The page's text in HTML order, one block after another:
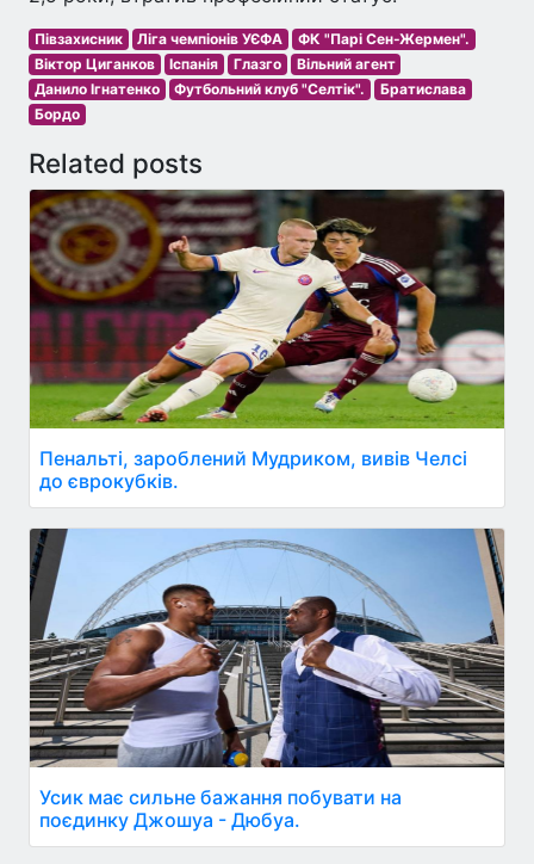
Півзахисник Ліга чемпіонів УЄФА
ФК "Парі Сен-Жермен".
Віктор Циганков
Іспанія Глазго
Вільний агент
Данило Ігнатенко
Футбольний клуб "Селтік".
Братислава
Бордо
Related posts
Пенальті, зароблений Мудриком, вивів Челсі
до єврокубків.
Усик має сильне бажання побувати на
поєдинку Джошуа - Дюбуа.